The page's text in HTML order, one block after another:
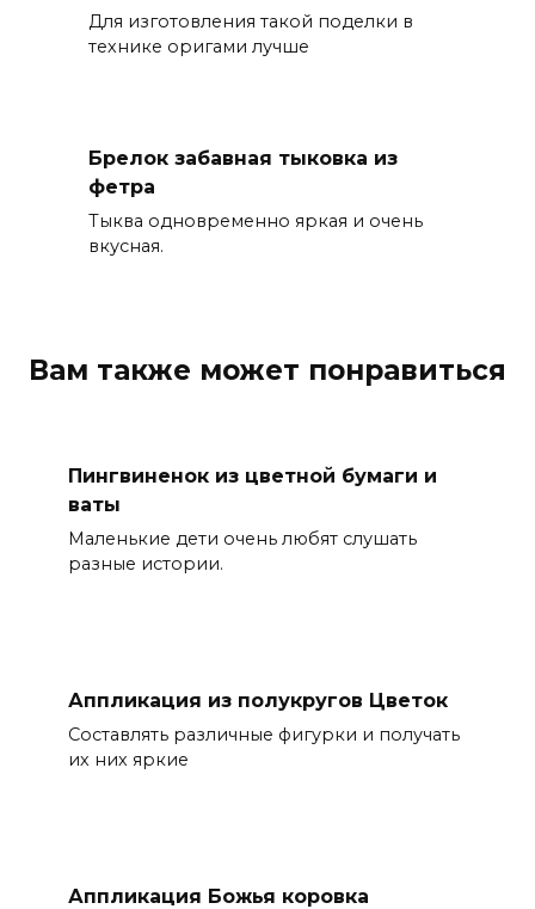
Для изготовления такой поделки в
технике оригами лучше
Брелок забавная тыковка из
фетра
Тыква одновременно яркая и очень
вкусная.
Вам также может понравиться
Пингвиненок из цветной бумаги и
ваты
Маленькие дети очень любят слушать
разные истории.
Аппликация из полукругов Цветок
Составлять различные фигурки и получать
их них яркие
Аппликация Божья коровка